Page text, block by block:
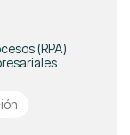
(RPA)